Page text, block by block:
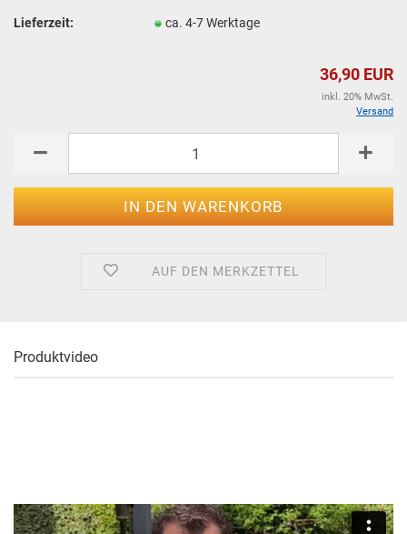
Lieferzeit: ca. 4-7 Werktage
36,90 EUR
inkl. 20% MwSt.
Versand
AUF DEN MERKZETTEL
Produktvideo